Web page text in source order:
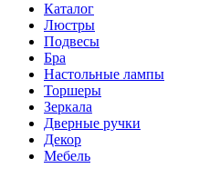
Каталог
Люстры
Подвесы
Бра
Настольные лампы
Торшеры
Зеркала
Дверные ручки
Декор
Мебель